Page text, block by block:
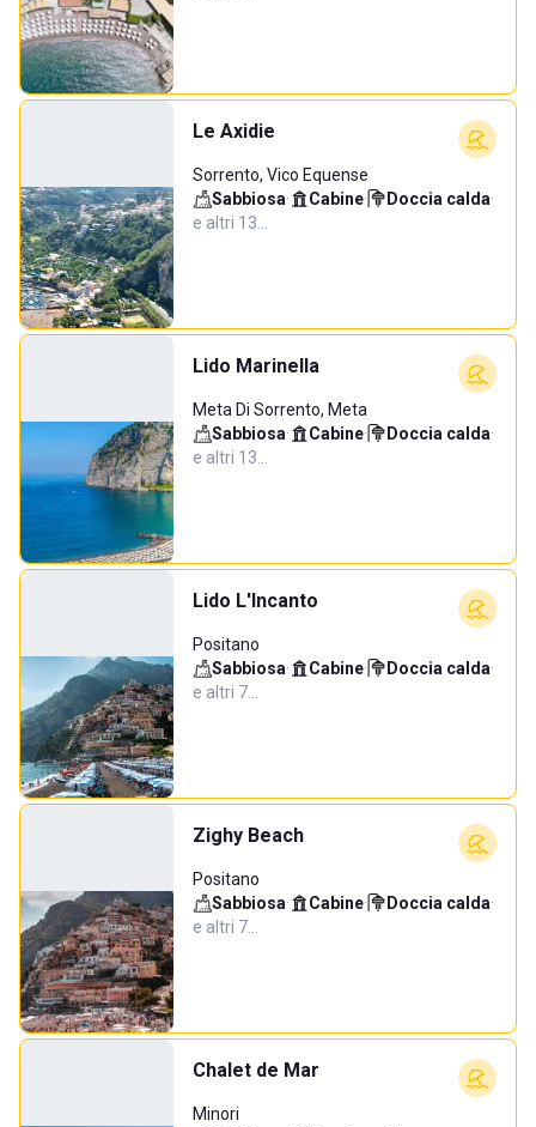
Le Axidie
Sorrento, Vico Equense
Sabbiosa· Cabine· Doccia calda·
e altri 13…
Lido Marinella
Meta Di Sorrento, Meta
Sabbiosa· Cabine· Doccia calda·
e altri 13…
Lido L'Incanto
Positano
Sabbiosa· Cabine· Doccia calda·
e altri 7…
Zighy Beach
Positano
Sabbiosa· Cabine· Doccia calda·
e altri 7…
Chalet de Mar
Minori